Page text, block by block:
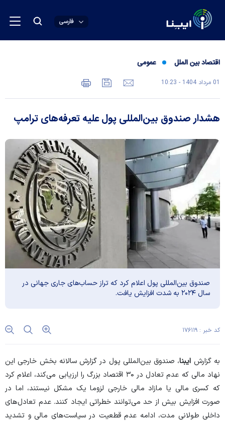
فارسی
اقتصاد بین الملل عمومی
01 مرداد 1404 - 10:23
هشدار صندوق بین‌المللی پول علیه تعرفه‌های ترامپ
صندوق بین‌المللی پول اعلام کرد که تراز حساب‌های جاری جهانی در
سال ۲۰۲۴ به شدت افزایش یافت.
کد خبر : ۱۷۶۱۱۹
به گزارش ایبنا، صندوق بین‌المللی پول در گزارش سالانه بخش خارجی این
نهاد مالی که عدم تعادل در ۳۰ اقتصاد بزرگ را ارزیابی می‌کند، اعلام کرد
که کسری مالی یا مازاد مالی خارجی لزوما یک مشکل نیستند، اما در
صورت افزایش بیش از حد می‌توانند خطراتی ایجاد کنند. عدم تعادل‌های
داخلی طولانی مدت، ادامه عدم قطعیت در سیاست‌های مالی و تشدید